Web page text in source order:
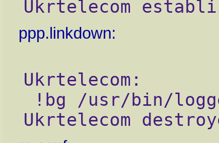
Ukrtelecom
ppp.linkdown:
Ukrtelecom:
Ukrtelecom